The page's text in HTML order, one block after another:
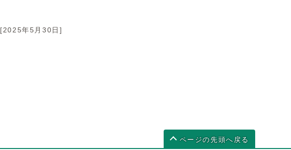
[2025年5月30日]
ページの先頭へ戻る